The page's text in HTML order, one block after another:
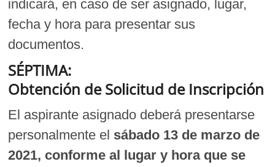
indicará, en caso de ser asignado, lugar,
fecha y hora para presentar sus
documentos.
SÉPTIMA:
Obtención de Solicitud de Inscripción
El aspirante asignado deberá presentarse
personalmente el sábado 13 de marzo de
2021, conforme al lugar y hora que se